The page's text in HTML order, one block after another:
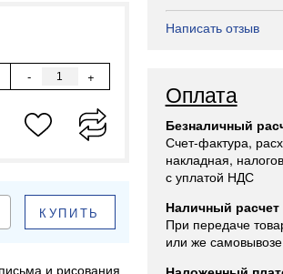
- +
КУПИТЬ
и рисования
Написать отзыв
Оплата
Безналичный
Счет-фактура,
накладная,
с уплатой НДС
Наличный расчет
При передаче
или же